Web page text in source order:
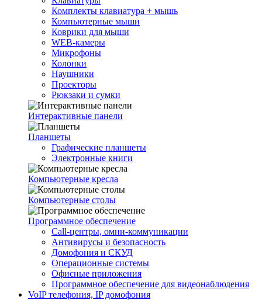
Комплекты клавиатура + мышь
Компьютерные мыши
Коврики для мыши
WEB-камеры
Микрофоны
Колонки
Наушники
Проекторы
Рюкзаки и сумки
Интерактивные панели
Планшеты
Графические планшеты
Электронные книги
Компьютерные кресла
Компьютерные столы
Программное обеспечение
Call-центры, омни-коммуникации
Антивирусы и безопасность
Домофония и СКУД
Операционные системы
Офисные приложения
Программное обеспечение для видеонаблюдения
VoIP телефония, IP домофония